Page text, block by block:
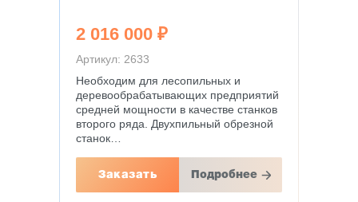
2 016 000 ₽
Артикул: 2633
Необходим для лесопильных и
деревообрабатывающих предприятий
средней мощности в качестве станков
второго ряда. Двухпильный обрезной
станок…
Заказать Подробнее